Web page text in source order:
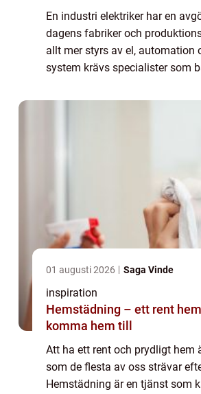
En industri elektriker har en
dagens fabriker och
allt mer styrs av el, automation
system krävs specialister som
teknikutvecklingen. En industri
01 augusti 2026 Saga Vinde
inspiration
Hemstädning – ett rent
komma hem till
Att ha ett rent och prydligt hem
som de flesta av oss strävar
Hemstädning är en tjänst som